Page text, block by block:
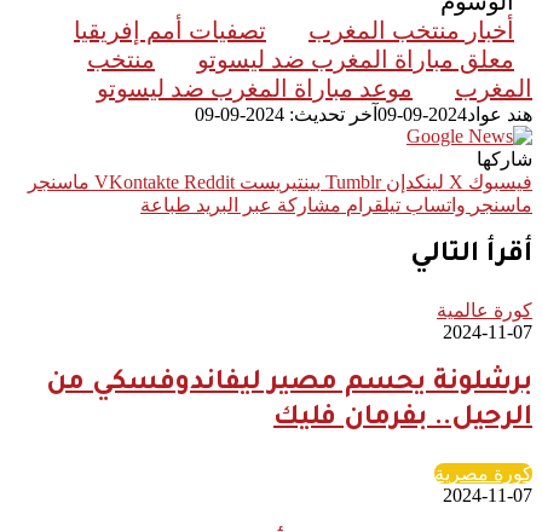
أخبار منتخب المغرب
تصفيات أمم إفريقيا
معلق مباراة المغرب ضد ليسوتو
منتخب
المغرب
موعد مباراة المغرب ضد ليسوتو
هند عواد2024-09-09 آخر تحديث: 2024-09-09
شاركها
فيسبوك ‫X لينكدإن بينتيريست
ماسنجر
ماسنجر واتساب تيلقرام مشاركة عبر البريد طباعة
أقرأ التالي
كورة عالمية
2024-11-07
برشلونة يحسم مصير ليفاندوفسكي من
الرحيل.. بفرمان فليك
كورة مصرية
2024-11-07